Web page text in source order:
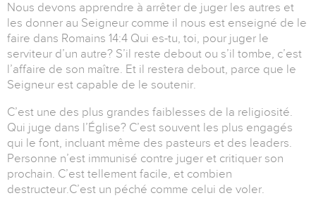
Nous devons apprendre à arrêter de juger les autres et
les donner au Seigneur comme il nous est enseigné de le
faire dans Romains 14:4 Qui es-tu, toi, pour juger le
serviteur d’un autre? S’il reste debout ou s’il tombe, c’est
l’affaire de son maître. Et il restera debout, parce que le
Seigneur est capable de le soutenir.
C’est une des plus grandes faiblesses de la religiosité.
Qui juge dans l’Église? C’est souvent les plus engagés
qui le font, incluant même des pasteurs et des leaders.
Personne n’est immunisé contre juger et critiquer son
prochain. C’est tellement facile, et combien
destructeur.C’est un péché comme celui de voler.